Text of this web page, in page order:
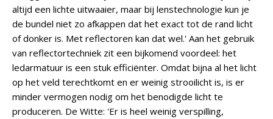
altijd een lichte uitwaaier, maar bij lenstechnologie kun je
de bundel niet zo afkappen dat het exact tot de rand licht
of donker is. Met reflectoren kan dat wel.' Aan het gebruik
van reflectortechniek zit een bijkomend voordeel: het
ledarmatuur is een stuk efficiënter. Omdat bijna al het licht
op het veld terechtkomt en er weinig strooilicht is, is er
minder vermogen nodig om het benodigde licht te
produceren. De Witte: 'Er is heel weinig verspilling,